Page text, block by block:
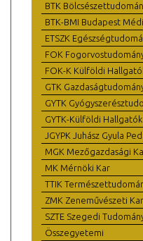
BTK
BTK-BMI Budapest
ETSZK
FOK
FOK-K Külföldi
GTK
GYTK
GYTK-Külföldi
JGYPK Juhász Gyula
MGK Mezőgazdasági
MK Mérnöki Kar
TTIK
ZMK Zeneművészeti Kar
SZTE Szegedi
Összegyetemi